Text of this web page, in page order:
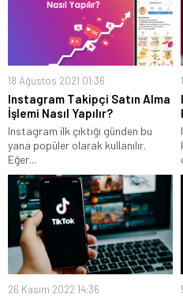
18 Ağustos 2021 01:36
Instagram Takipçi Satın Alma
İşlemi Nasıl Yapılır?
Instagram ilk çıktığı günden bu
yana popüler olarak kullanılır.
Eğer...
26 Kasım 2022 14:36